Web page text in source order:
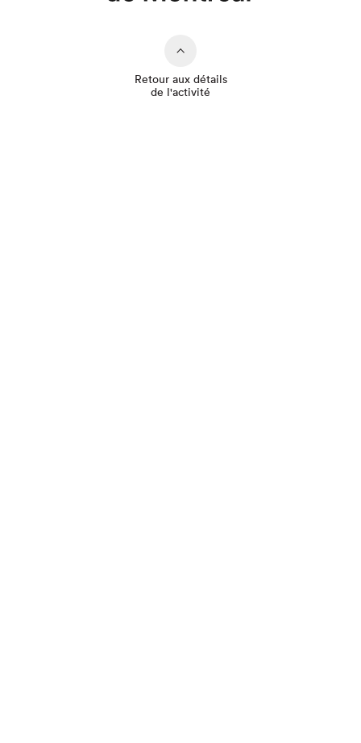
Retour aux détails
de l'activité